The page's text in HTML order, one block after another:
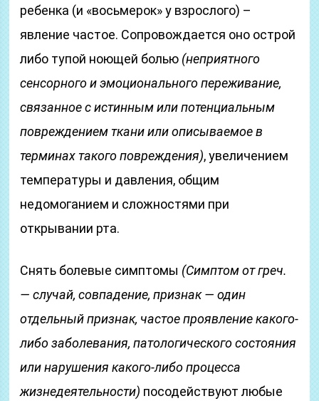
ребенка (и «восьмерок» у взрослого) –
явление частое. Сопровождается оно острой
либо тупой ноющей болью (неприятного
сенсорного и эмоционального переживание,
связанное с истинным или потенциальным
повреждением ткани или описываемое в
терминах такого повреждения), увеличением
температуры и давления, общим
недомоганием и сложностями при
открывании рта.
Снять болевые симптомы (Симптом от греч.
— случай, совпадение, признак — один
отдельный признак, частое проявление какого-
либо заболевания, патологического состояния
или нарушения какого-либо процесса
жизнедеятельности) посодействуют любые